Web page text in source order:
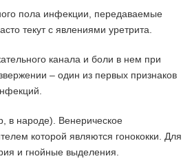
пола инфекции, передаваемые
текут с явлениями уретрита.
канала и боли в нем при
– один из первых признаков
в народе). Венерическое
которой являются гонококки. Для
и гнойные выделения.